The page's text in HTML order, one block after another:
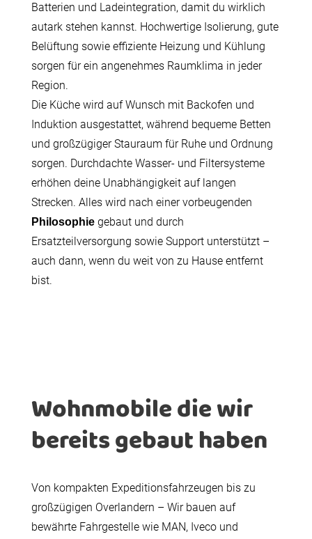
Batterien und Ladeintegration, damit du wirklich
autark stehen kannst. Hochwertige Isolierung, gute
Belüftung sowie effiziente Heizung und Kühlung
sorgen für ein angenehmes Raumklima in jeder
Region.
Die Küche wird auf Wunsch mit Backofen und
Induktion ausgestattet, während bequeme Betten
und großzügiger Stauraum für Ruhe und Ordnung
sorgen. Durchdachte Wasser- und Filtersysteme
erhöhen deine Unabhängigkeit auf langen
Strecken. Alles wird nach einer vorbeugenden
Philosophiegebaut und durch
Ersatzteilversorgung sowie Support unterstützt –
auch dann, wenn du weit von zu Hause entfernt
bist.
Wohnmobile die wir
bereits gebaut haben
Von kompakten Expeditionsfahrzeugen bis zu
großzügigen Overlandern – Wir bauen auf
bewährte Fahrgestelle wie MAN, Iveco und